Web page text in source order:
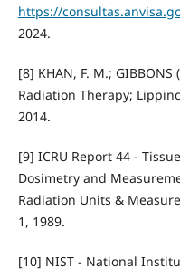
https://
2024.
[8] KHAN, F. M.; GIBBONS
Radiation Therapy;
2014.
[9] ICRU Report 44 -
Dosimetry and
Radiation Units &
1, 1989.
[10] NIST - National